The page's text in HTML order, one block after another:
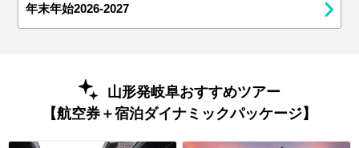
年末年始2026-2027
山形発岐阜おすすめツアー
【航空券＋宿泊ダイナミックパッケージ】